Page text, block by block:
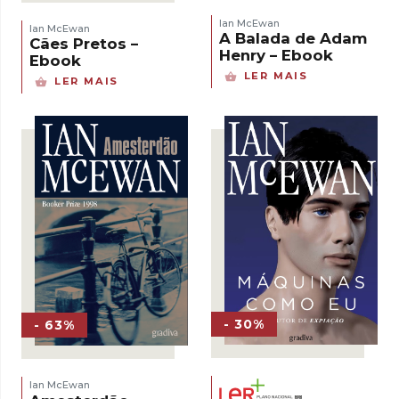
Ian McEwan
Cães Pretos –
Ebook
LER MAIS
Ian McEwan
A Balada de Adam
Henry – Ebook
LER MAIS
- 63%
Ian McEwan
- 30%